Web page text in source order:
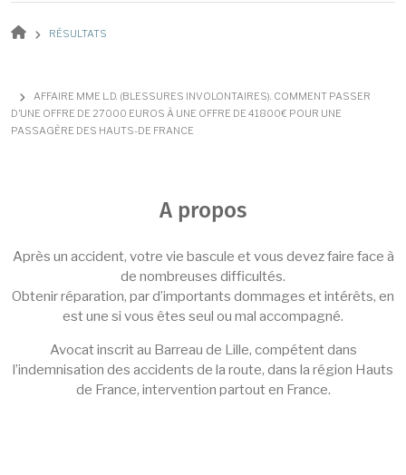
RÉSULTATS
AFFAIRE MME L.D. (BLESSURES INVOLONTAIRES). COMMENT PASSER
D’UNE OFFRE DE 27000 EUROS À UNE OFFRE DE 41800€ POUR UNE
PASSAGÈRE DES HAUTS-DE FRANCE
A propos
Après un accident, votre vie bascule et vous devez faire face à
de nombreuses difficultés.
Obtenir réparation, par d’importants dommages et intérêts, en
est une si vous êtes seul ou mal accompagné.
Avocat inscrit au Barreau de Lille, compétent dans
l’indemnisation des accidents de la route, dans la région Hauts
de France, intervention partout en France.